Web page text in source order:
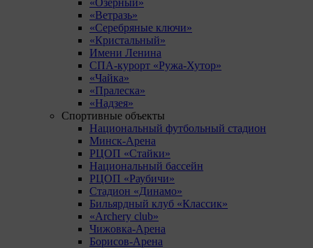
«Озёрный»
«Ветразь»
«Серебряные ключи»
«Кристальный»
Имени Ленина
СПА-курорт «Ружа-Хутор»
«Чайка»
«Пралеска»
«Надзея»
Спортивные объекты
Национальный футбольный стадион
Минск-Арена
РЦОП «Стайки»
Национальный бассейн
РЦОП «Раубичи»
Стадион «Динамо»
Бильярдный клуб «Классик»
«Archery club»
Чижовка-Арена
Борисов-Арена